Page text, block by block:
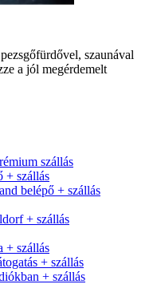
szaunával
a jól megérdemelt
szállás
+ szállás
belépő + szállás
+ szállás
+ szállás
+ szállás
+ szállás